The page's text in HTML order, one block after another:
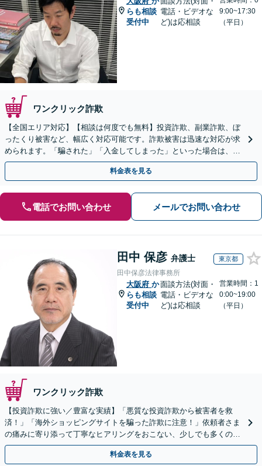
らも相談
受付中
電話・ビデオな
ど)は応相談
9:00~17:30
（平日）
ワンクリック詐欺
【全国エリア対応】【相談は何度でも無料】投資詐欺、副業詐欺、ぼ
ったくり被害など、幅広く対応可能です。詐欺被害は迅速な対応が求
められます。「騙された」「入金してしまった」といった場合は、お
早めにご相談ください。【電話・メール・WEB相談可】
料金表を見る
電話でお問い合わせ メールでお問い合わせ
田中 保彦 弁護士 東京都
田中保彦法律事務所
大阪府 か
らも相談
受付中
面談方法(対面・
電話・ビデオな
ど)は応相談
営業時間：1
0:00~19:00
（平日）
ワンクリック詐欺
【投資詐欺に強い／豊富な実績】「悪質な投資詐欺から被害者を救
済！」「海外ショッピングサイトを騙った詐欺に注意！」依頼者さま
の痛みに寄り添って丁寧なヒアリングをおこない、少しでも多くの返
金が得られるよう尽力します！
料金表を見る